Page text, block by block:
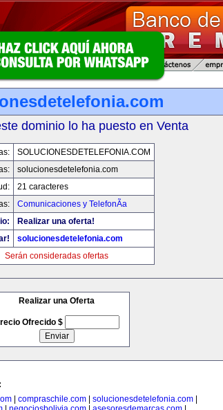
dominio lo ha puesto en Venta
SOLUCIONESDETELEFONIA.COM
solucionesdetelefonia.com
21 caracteres
Comunicaciones y TelefonÃ­a
Realizar una oferta!
solucionesdetelefonia.com
Serán consideradas ofertas
Realizar una Oferta
Ofrecido $
| compraschile.com| solucionesdetelefonia.com|